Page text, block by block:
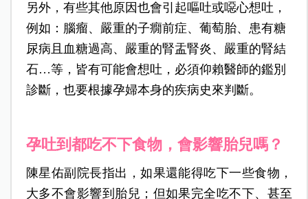
另外，有些其他原因也會引起嘔吐或噁心想吐，
例如：腦瘤、嚴重的子癇前症、葡萄胎、患有糖
尿病且血糖過高、嚴重的腎盂腎炎、嚴重的腎結
石…等，皆有可能會想吐，必須仰賴醫師的鑑別
診斷，也要根據孕婦本身的疾病史來判斷。
孕吐到都吃不下食物，會影響胎兒嗎？
陳星佑副院長指出，如果還能得吃下一些食物，
大多不會影響到胎兒；但如果完全吃不下、甚至